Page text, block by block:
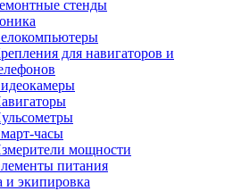
стенды
для навигаторов и
часы
мощности
питания
и экипировка